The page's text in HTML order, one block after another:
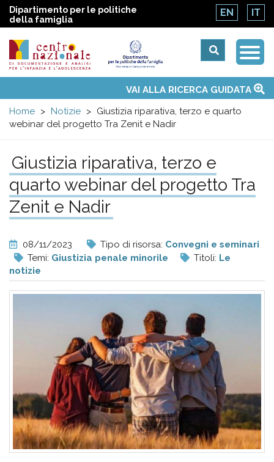
Dipartimento per le politiche
della famiglia
EN IT
Centro
nazionale
di
Documentazione
e
analisi
pr
l'infanzia
l'adolescenza
menu
Temi
Attività
Convenzione ONUVAI ALLA RICERCA GUIDATA
Home
Notizie
Giustizia riparativa, terzo e quarto
webinar del progetto Tra Zenit e Nadir
Giustizia riparativa, terzo e
quarto webinar del progetto Tra
Zenit e Nadir
08/11/2023 Tipo di risorsa: Convegni e seminari
Temi: Giustizia penale minorile Titoli: Le
notizie